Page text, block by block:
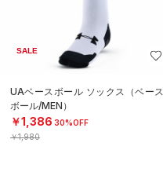
SALE
UAベースボール ソックス（ベース
ボール/MEN）
￥1,386 30%OFF
￥1,980